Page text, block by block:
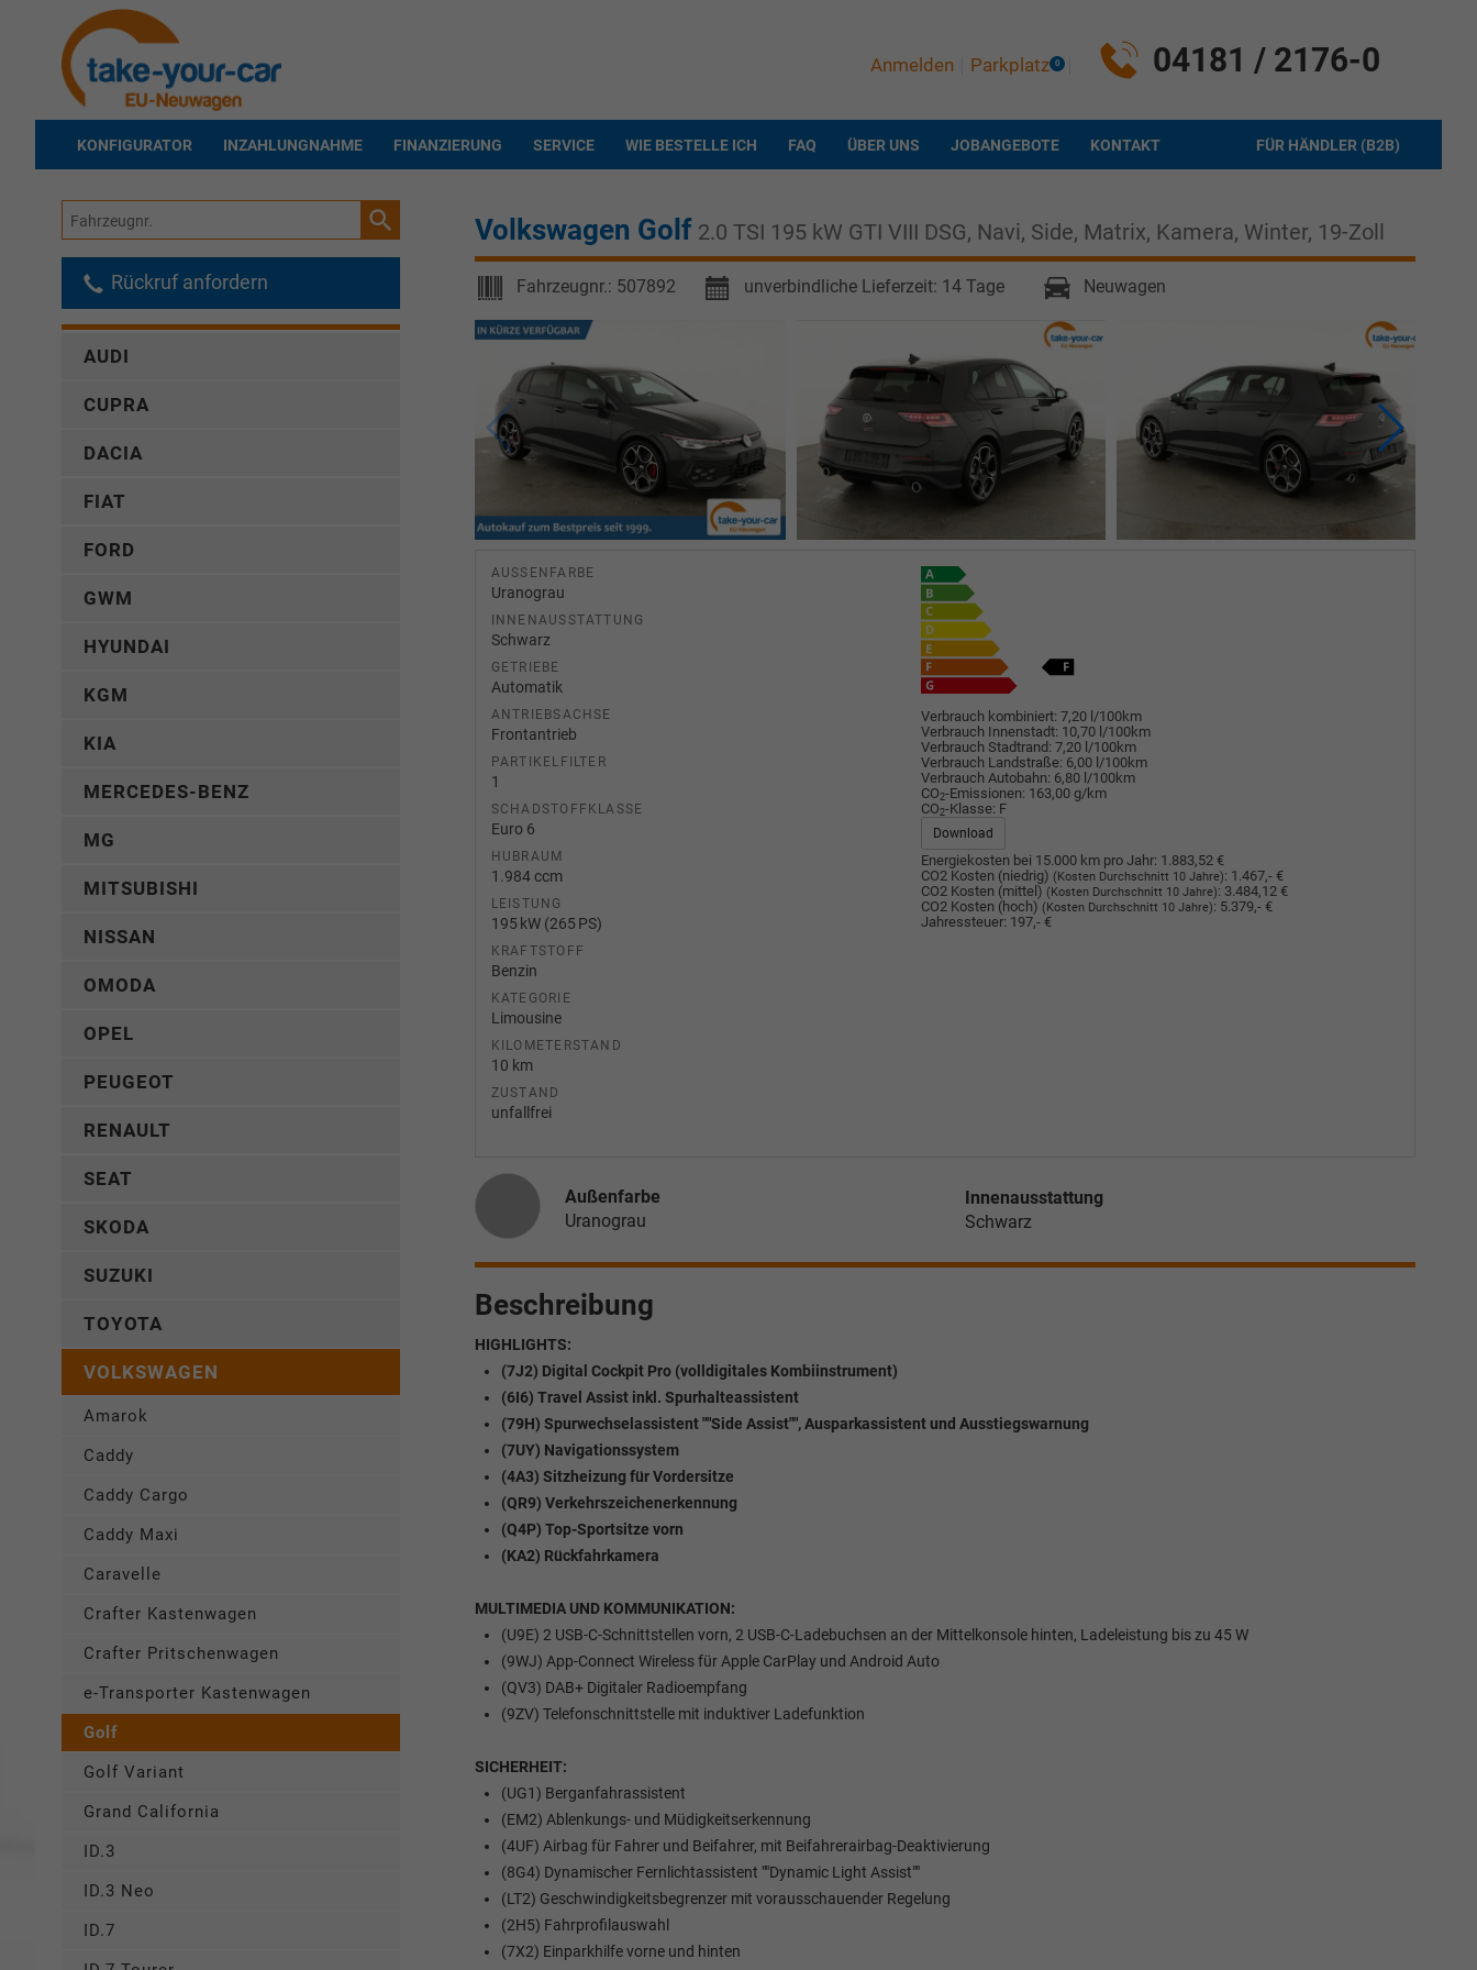
04181 / 2176-0
Anmelden Parkplatz 0
KONFIGURATOR INZAHLUNGNAHME FINANZIERUNG SERVICE WIE BESTELLE ICH FAQ ÜBER UNS JOBANGEBOTE FÜR HÄNDLER (B2B)
KONTAKT
Volkswagen Golf 2.0 TSI 195 kW GTI VIII DSG, Navi, Side, Matrix, Kamera, Winter, 19-Zoll
Fahrzeugnr.: 507892 unverbindliche Lieferzeit: 14 Tage Neuwagen
AUSSENFARBE
Uranograu
INNENAUSSTATTUNG
Schwarz
GETRIEBE
Automatik
ANTRIEBSACHSE
Frontantrieb
PARTIKELFILTER
1
SCHADSTOFFKLASSE
Euro 6
HUBRAUM
1.984 ccm
LEISTUNG
195 kW (265 PS)
KRAFTSTOFF
Benzin
KATEGORIE
Limousine
KILOMETERSTAND
10 km
ZUSTAND
unfallfrei
Verbrauch kombiniert: 7,20 l/100km
Verbrauch Innenstadt: 10,70 l/100km
Verbrauch Stadtrand: 7,20 l/100km
Verbrauch Landstraße: 6,00 l/100km
Verbrauch Autobahn: 6,80 l/100km
CO2-Emissionen: 163,00 g/km
CO2-Klasse: F
Download
Energiekosten bei 15.000 km pro Jahr: 1.883,52 €
CO2 Kosten (niedrig) (Kosten Durchschnitt 10 Jahre): 1.467,- €
CO2 Kosten (mittel) (Kosten Durchschnitt 10 Jahre): 3.484,12 €
CO2 Kosten (hoch) (Kosten Durchschnitt 10 Jahre): 5.379,- €
Jahressteuer: 197,- €
Außenfarbe
Uranograu
Innenausstattung
Schwarz
Beschreibung
HIGHLIGHTS:
(7J2) Digital Cockpit Pro (volldigitales Kombiinstrument)
(6I6) Travel Assist inkl. Spurhalteassistent
(79H) Spurwechselassistent ""Side Assist"", Ausparkassistent und Ausstiegswarnung
(7UY) Navigationssystem
(4A3) Sitzheizung für Vordersitze
(QR9) Verkehrszeichenerkennung
(Q4P) Top-Sportsitze vorn
(KA2) Rückfahrkamera
MULTIMEDIA UND KOMMUNIKATION:
(U9E) 2 USB-C-Schnittstellen vorn, 2 USB-C-Ladebuchsen an der Mittelkonsole hinten, Ladeleistung bis zu 45 W
(9WJ) App-Connect Wireless für Apple CarPlay und Android Auto
(QV3) DAB+ Digitaler Radioempfang
(9ZV) Telefonschnittstelle mit induktiver Ladefunktion
SICHERHEIT:
(UG1) Berganfahrassistent
(EM2) Ablenkungs- und Müdigkeitserkennung
(4UF) Airbag für Fahrer und Beifahrer, mit Beifahrerairbag-Deaktivierung
(8G4) Dynamischer Fernlichtassistent ""Dynamic Light Assist""
(LT2) Geschwindigkeitsbegrenzer mit vorausschauender Regelung
(2H5) Fahrprofilauswahl
(7X2) Einparkhilfe vorne und hinten
Fahrzeugnr.
Rückruf anfordern
AUDI
CUPRA
DACIA
FIAT
FORD
GWM
HYUNDAI
KGM
KIA
MERCEDES-BENZ
MG
MITSUBISHI
NISSAN
OMODA
OPEL
PEUGEOT
RENAULT
SEAT
SKODA
SUZUKI
TOYOTA
VOLKSWAGEN
Amarok
Caddy
Caddy Cargo
Caddy Maxi
Caravelle
Crafter Kastenwagen
Crafter Pritschenwagen
e-Transporter Kastenwagen
Golf
Golf Variant
Grand California
ID.3
ID.3 Neo
ID.7